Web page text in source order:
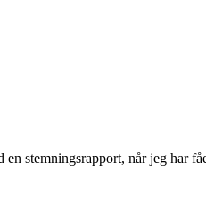
stemningsrapport, når jeg har